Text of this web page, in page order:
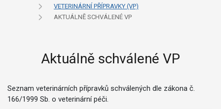
VETERINÁRNÍ PŘÍPRAVKY (VP)
AKTUÁLNĚ SCHVÁLENÉ VP
Aktuálně schválené VP
Seznam veterinárních přípravků schválených dle zákona č.
166/1999 Sb. o veterinární péči.